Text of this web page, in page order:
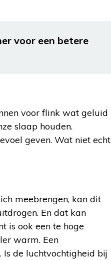
voor een betere
voor flink wat geluid
slaap houden.
geven. Wat niet echt
meebrengen, kan dit
En dat kan
is ook een te hoge
warm. Een
de luchtvochtigheid bij